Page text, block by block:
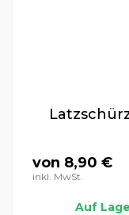
von 8,90 €
inkl. MwSt.
Auf